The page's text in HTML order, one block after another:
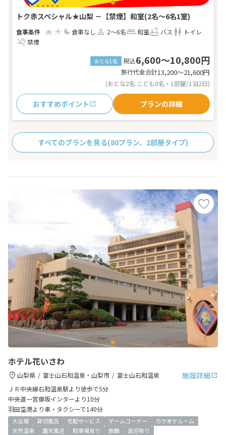
トク赤スペシャル★山梨 －【禁煙】和室(2名～6名1室)
食事なし 2～6名 和室 バス
トイレ
禁煙
おとな1名 税込6,600～10,800円
旅行代金合計13,200〜21,600円
(おとな2名 こども0名・1部屋/1泊2日)
おすすめポイント プランの詳細
すべてのプランを見る(80プラン、2部屋タイプ)
ホテル花いさわ
施設詳細
山梨県 富士山石和温泉・山梨市
富士山石和温泉
ＪＲ中央線石和温泉駅より徒歩で5分
中央道一宮御坂インターより10分
羽田空港より車・タクシーで140分
大浴場 貸切風呂 宅配サービス ゲームコーナー
カラオケルーム
天然温泉
露天風呂 駐車場有り 旅館
送迎有り